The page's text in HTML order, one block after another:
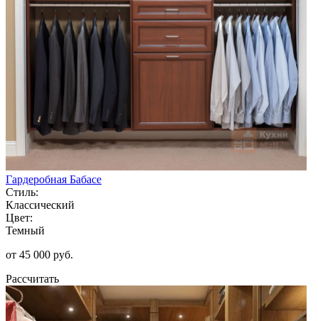
Гардеробная Бабасе
Стиль:
Классический
Цвет:
Темный
от 45 000 руб.
Рассчитать